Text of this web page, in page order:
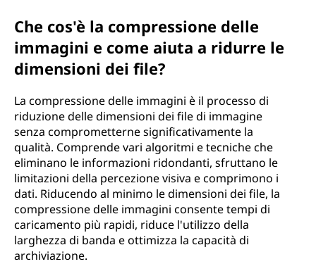
Che cos'è la compressione delle
immagini e come aiuta a ridurre le
dimensioni dei file?
La compressione delle immagini è il processo di
riduzione delle dimensioni dei file di immagine
senza comprometterne significativamente la
qualità. Comprende vari algoritmi e tecniche che
eliminano le informazioni ridondanti, sfruttano le
limitazioni della percezione visiva e comprimono i
dati. Riducendo al minimo le dimensioni dei file, la
compressione delle immagini consente tempi di
caricamento più rapidi, riduce l'utilizzo della
larghezza di banda e ottimizza la capacità di
archiviazione.